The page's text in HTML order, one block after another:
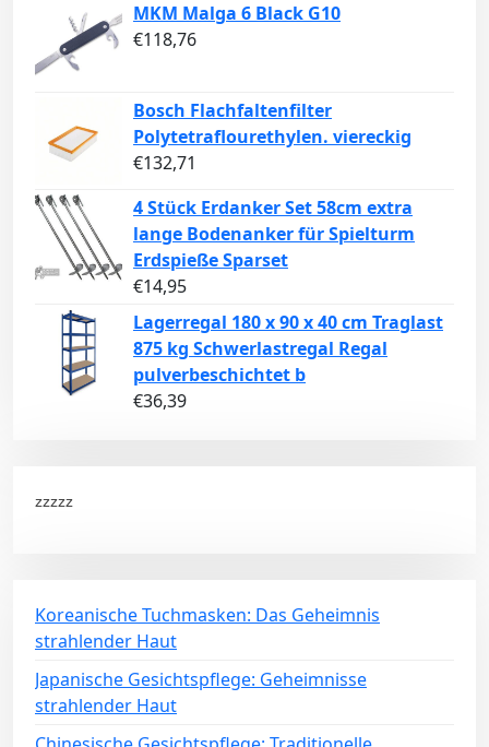
MKM Malga 6 Black G10
€118,76
Bosch Flachfaltenfilter
Polytetraflourethylen. viereckig
€132,71
4 Stück Erdanker Set 58cm extra
lange Bodenanker für Spielturm
Erdspieße Sparset
€14,95
Lagerregal 180 x 90 x 40 cm Traglast
875 kg Schwerlastregal Regal
pulverbeschichtet b
€36,39
zzzzz
Koreanische Tuchmasken: Das Geheimnis
strahlender Haut
Japanische Gesichtspflege: Geheimnisse
strahlender Haut